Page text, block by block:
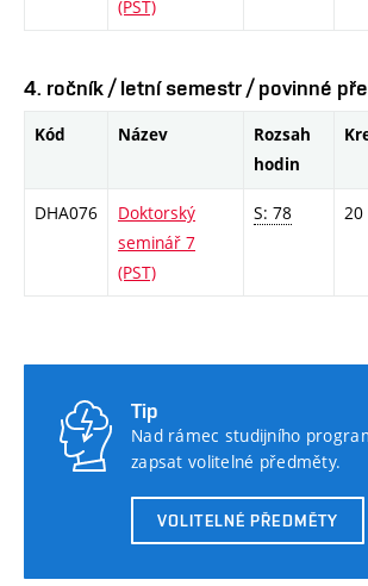
(PST)
4. ročník / letní semestr / povinné
Kód Název
Rozsah
hodin
DHA076
Doktorský
seminář 7
(PST)
S: 78 20
Tip
Nad rámec studijního
zapsat volitelné předměty.
VOLITELNÉ PŘEDMĚTY